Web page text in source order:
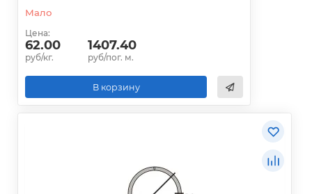
Мало
Цена:
62.00
руб/кг.
1407.40
руб/пог. м.
В корзину